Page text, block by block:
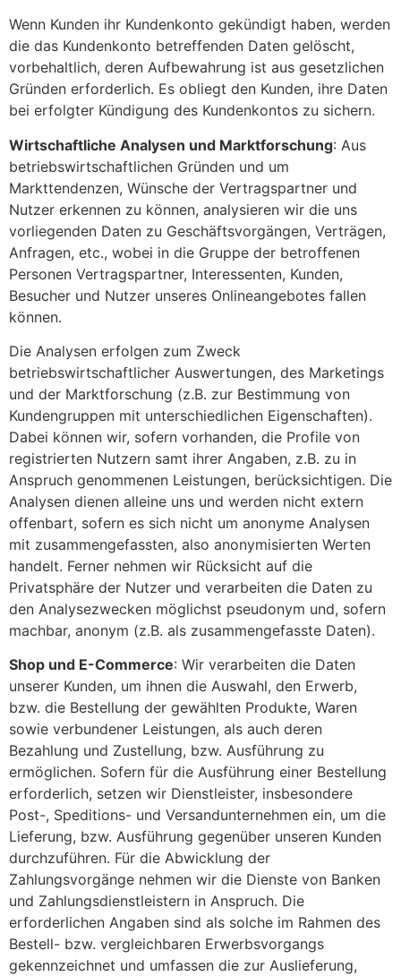
Wenn Kunden ihr Kundenkonto gekündigt haben, werden
die das Kundenkonto betreffenden Daten gelöscht,
vorbehaltlich, deren Aufbewahrung ist aus gesetzlichen
Gründen erforderlich. Es obliegt den Kunden, ihre Daten
bei erfolgter Kündigung des Kundenkontos zu sichern.
Wirtschaftliche Analysen und Marktforschung: Aus
betriebswirtschaftlichen Gründen und um
Markttendenzen, Wünsche der Vertragspartner und
Nutzer erkennen zu können, analysieren wir die uns
vorliegenden Daten zu Geschäftsvorgängen, Verträgen,
Anfragen, etc., wobei in die Gruppe der betroffenen
Personen Vertragspartner, Interessenten, Kunden,
Besucher und Nutzer unseres Onlineangebotes fallen
können.
Die Analysen erfolgen zum Zweck
betriebswirtschaftlicher Auswertungen, des Marketings
und der Marktforschung (z.B. zur Bestimmung von
Kundengruppen mit unterschiedlichen Eigenschaften).
Dabei können wir, sofern vorhanden, die Profile von
registrierten Nutzern samt ihrer Angaben, z.B. zu in
Anspruch genommenen Leistungen, berücksichtigen. Die
Analysen dienen alleine uns und werden nicht extern
offenbart, sofern es sich nicht um anonyme Analysen
mit zusammengefassten, also anonymisierten Werten
handelt. Ferner nehmen wir Rücksicht auf die
Privatsphäre der Nutzer und verarbeiten die Daten zu
den Analysezwecken möglichst pseudonym und, sofern
machbar, anonym (z.B. als zusammengefasste Daten).
Shop und E-Commerce: Wir verarbeiten die Daten
unserer Kunden, um ihnen die Auswahl, den Erwerb,
bzw. die Bestellung der gewählten Produkte, Waren
sowie verbundener Leistungen, als auch deren
Bezahlung und Zustellung, bzw. Ausführung zu
ermöglichen. Sofern für die Ausführung einer Bestellung
erforderlich, setzen wir Dienstleister, insbesondere
Post-, Speditions- und Versandunternehmen ein, um die
Lieferung, bzw. Ausführung gegenüber unseren Kunden
durchzuführen. Für die Abwicklung der
Zahlungsvorgänge nehmen wir die Dienste von Banken
und Zahlungsdienstleistern in Anspruch. Die
erforderlichen Angaben sind als solche im Rahmen des
Bestell- bzw. vergleichbaren Erwerbsvorgangs
gekennzeichnet und umfassen die zur Auslieferung,